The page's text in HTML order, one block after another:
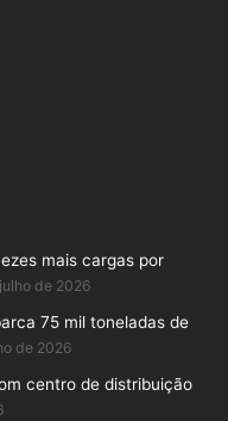
mais cargas por
de 2026
75 mil toneladas de
de 2026
centro de distribuição